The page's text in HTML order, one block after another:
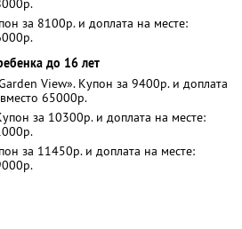
за 8100р. и доплата на месте:
до 16 лет
View». Купон за 9400р. и доплата
65000р.
за 10300р. и доплата на месте:
за 11450р. и доплата на месте: